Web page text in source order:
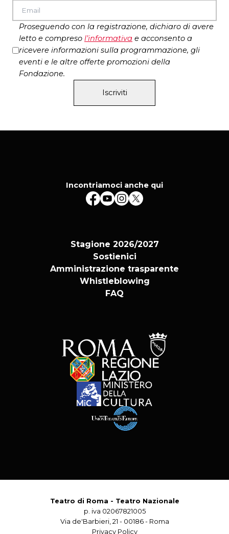
Proseguendo con la registrazione, dichiaro di avere
letto e compreso l’informativa e acconsento a
ricevere informazioni sulla programmazione, gli
eventi e le altre offerte promozioni della
Fondazione.
Iscriviti
Incontriamoci anche qui
Stagione 2026/2027
Sostienici
Amministrazione trasparente
Whistleblowing
FAQ
Teatro di Roma - Teatro Nazionale
p. iva 02067821005
Via de'Barbieri, 21 - 00186 - Roma
Privacy Policy